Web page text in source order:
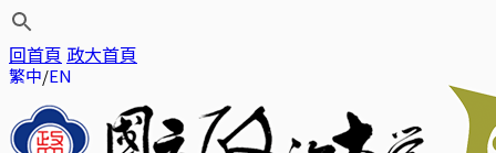
回首頁 政大首頁
繁中 EN